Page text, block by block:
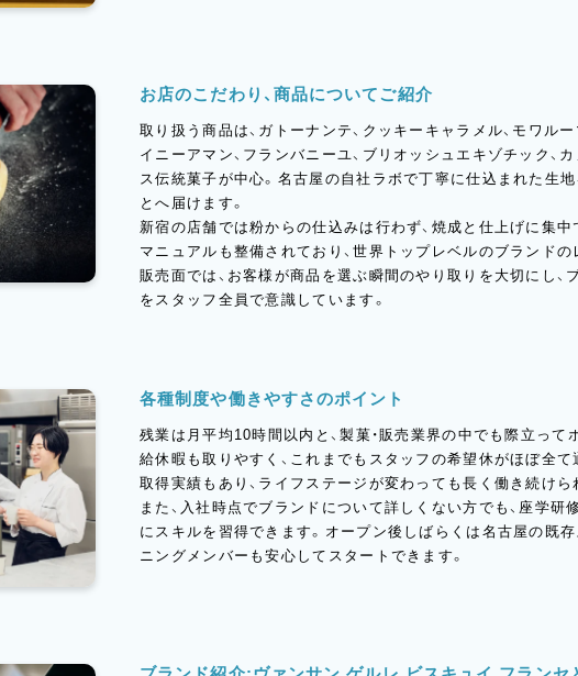
お店のこだわり、商品についてご紹介
取り扱う商品は、ガトーナンテ、クッキーキャラメル、モワル
イニーアマン、フランバニーユ、ブリオッシュエキゾチック、
ス伝統菓子が中心。名古屋の自社ラボで丁寧に仕込まれた生地
とへ届けます。
新宿の店舗では粉からの仕込みは行わず、焼成と仕上げに集
マニュアルも整備されており、世界トップレベルのブランド
販売面では、お客様が商品を選ぶ瞬間のやり取りを大切にし
をスタッフ全員で意識しています。
各種制度や働きやすさのポイント
残業は月平均10時間以内と、製菓・販売業界の中でも際立っ
給休暇も取りやすく、これまでもスタッフの希望休がほぼ全て
取得実績もあり、ライフステージが変わっても長く働き続け
また、入社時点でブランドについて詳しくない方でも、座学
にスキルを習得できます。オープン後しばらくは名古屋の既
ニングメンバーも安心してスタートできます。